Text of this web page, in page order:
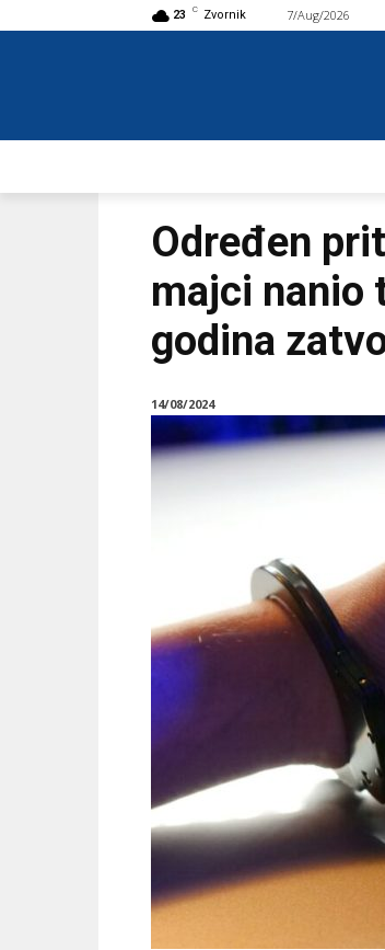
23 C Zvornik 7/Aug/2026
Određen
majci nanio
godina
14/08/2024